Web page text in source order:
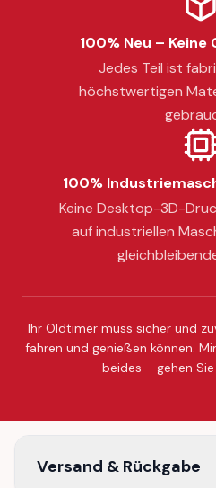
100% Neu –
Jedes Teil ist
höchstwertigen
100%
Keine Desktop-3D-
auf industriellen
Ihr Oldtimer muss sicher und
fahren und genießen können.
beides – gehen Sie
Versand & Rückgabe